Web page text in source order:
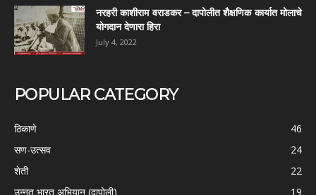
नरहरी काशीराम वराडकर – दापोलीत शैक्षणिक कार्यात मोलाचे
योगदान देणारा हिरा
July 4, 2022
POPULAR CATEGORY
ठिकाणे
46
सण-उत्सव
24
शेती
22
उन्नत भारत अभियान (दापोली)
19